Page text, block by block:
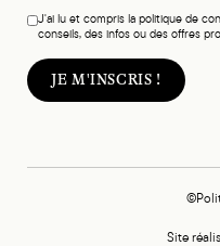
J'ai lu et compris la politique de
conseils, des infos ou des offres
Site